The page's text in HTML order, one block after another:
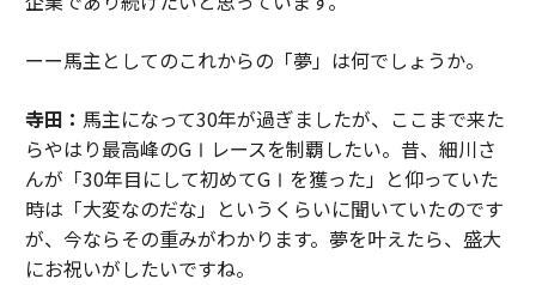
ーー馬主としてのこれからの「夢」は何でしょうか。
寺田： 馬主になって30年が過ぎましたが、ここまで来た
らやはり最高峰のGⅠレースを制覇したい。昔、細川さ
んが「30年目にして初めてGⅠを獲った」と仰っていた
時は「大変なのだな」というくらいに聞いていたのです
が、今ならその重みがわかります。夢を叶えたら、盛大
にお祝いがしたいですね。